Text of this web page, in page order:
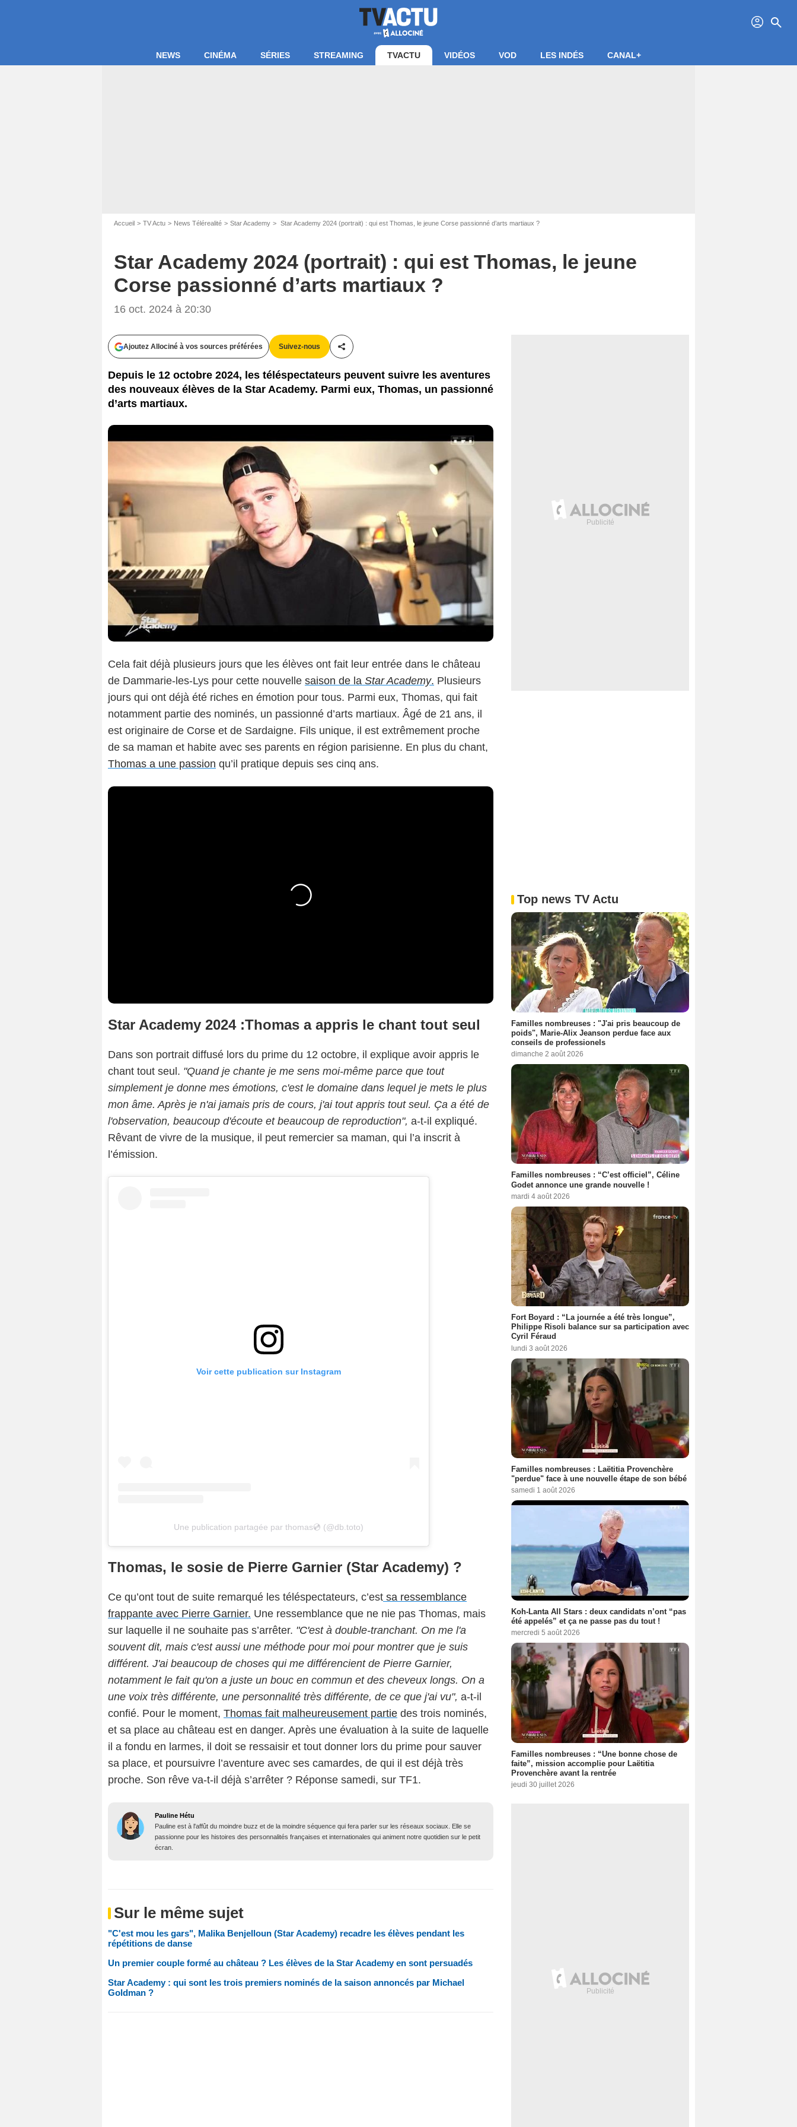
profil search
NEWS CINÉMA SÉRIES STREAMING TVACTU VIDÉOS VOD LES INDÉS CANAL+
Accueil TV Actu News Télérealité Star Academy Star Academy 2024 (portrait) : qui est Thomas, le jeune Corse passionné d’arts martiaux ?
Star Academy 2024 (portrait) : qui est Thomas, le jeune
Corse passionné d’arts martiaux ?
16 oct. 2024 à 20:30
Ajoutez Allociné à vos sources préférées Suivez-nous
Partager cet article
Depuis le 12 octobre 2024, les téléspectateurs peuvent suivre les aventures
des nouveaux élèves de la Star Academy. Parmi eux, Thomas, un passionné
d’arts martiaux.
Cela fait déjà plusieurs jours que les élèves ont fait leur entrée dans le château
de Dammarie-les-Lys pour cette nouvelle saison de la Star Academy. Plusieurs
jours qui ont déjà été riches en émotion pour tous. Parmi eux, Thomas, qui fait
notamment partie des nominés, un passionné d’arts martiaux. Âgé de 21 ans, il
est originaire de Corse et de Sardaigne. Fils unique, il est extrêmement proche
de sa maman et habite avec ses parents en région parisienne. En plus du chant,
Thomas a une passion qu’il pratique depuis ses cinq ans.
Star Academy 2024 :Thomas a appris le chant tout seul
Dans son portrait diffusé lors du prime du 12 octobre, il explique avoir appris le
chant tout seul. "Quand je chante je me sens moi-même parce que tout
simplement je donne mes émotions, c'est le domaine dans lequel je mets le plus
mon âme. Après je n'ai jamais pris de cours, j'ai tout appris tout seul. Ça a été de
l'observation, beaucoup d'écoute et beaucoup de reproduction", a-t-il expliqué.
Rêvant de vivre de la musique, il peut remercier sa maman, qui l’a inscrit à
l’émission.
Voir cette publication sur Instagram
Une publication partagée par thomas💿 (@db.toto)
Thomas, le sosie de Pierre Garnier (Star Academy) ?
Ce qu’ont tout de suite remarqué les téléspectateurs, c’est sa ressemblance
frappante avec Pierre Garnier. Une ressemblance que ne nie pas Thomas, mais
sur laquelle il ne souhaite pas s’arrêter. "C'est à double-tranchant. On me l'a
souvent dit, mais c'est aussi une méthode pour moi pour montrer que je suis
différent. J'ai beaucoup de choses qui me différencient de Pierre Garnier,
notamment le fait qu'on a juste un bouc en commun et des cheveux longs. On a
une voix très différente, une personnalité très différente, de ce que j'ai vu", a-t-il
confié. Pour le moment, Thomas fait malheureusement partie des trois nominés,
et sa place au château est en danger. Après une évaluation à la suite de laquelle
il a fondu en larmes, il doit se ressaisir et tout donner lors du prime pour sauver
sa place, et poursuivre l’aventure avec ses camardes, de qui il est déjà très
proche. Son rêve va-t-il déjà s’arrêter ? Réponse samedi, sur TF1.
Pauline Hétu
Pauline est à l'affût du moindre buzz et de la moindre séquence qui fera parler sur les réseaux sociaux. Elle se
passionne pour les histoires des personnalités françaises et internationales qui animent notre quotidien sur le petit
écran.
Sur le même sujet
"C'est mou les gars", Malika Benjelloun (Star Academy) recadre les élèves pendant les
répétitions de danse
Un premier couple formé au château ? Les élèves de la Star Academy en sont persuadés
Star Academy : qui sont les trois premiers nominés de la saison annoncés par Michael
Goldman ?
Top news TV Actu
Familles nombreuses : "J'ai pris beaucoup de
poids", Marie-Alix Jeanson perdue face aux
conseils de professionels
dimanche 2 août 2026
Familles nombreuses : “C’est officiel”, Céline
Godet annonce une grande nouvelle !
mardi 4 août 2026
Fort Boyard : “La journée a été très longue”,
Philippe Risoli balance sur sa participation avec
Cyril Féraud
lundi 3 août 2026
Familles nombreuses : Laëtitia Provenchère
"perdue" face à une nouvelle étape de son bébé
samedi 1 août 2026
Koh-Lanta All Stars : deux candidats n’ont “pas
été appelés” et ça ne passe pas du tout !
mercredi 5 août 2026
Familles nombreuses : “Une bonne chose de
faite”, mission accomplie pour Laëtitia
Provenchère avant la rentrée
jeudi 30 juillet 2026